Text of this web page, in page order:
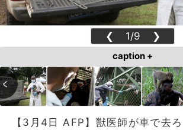
❮ 1/9 ❯
caption +
【3月4日 AFP】獣医師が車で去ろ